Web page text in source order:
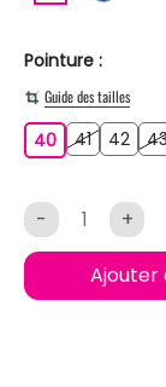
Pointure :
Guide des tailles
40404141 4242
- +
Ajouter